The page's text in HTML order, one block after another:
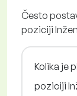
Često
poziciji
Kolika je
poziciji